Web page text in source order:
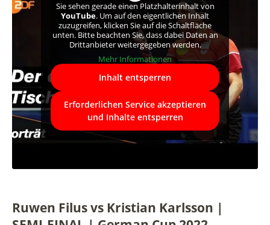
Sie sehen gerade einen Platzhalterinhalt von
YouTube. Um auf den eigentlichen Inhalt
zuzugreifen, klicken Sie auf die Schaltfläche
unten. Bitte beachten Sie, dass dabei Daten an
Drittanbieter weitergegeben werden.
Mehr Informationen
Inhalt entsperren
Erforderlichen Service akzeptieren
und Inhalte entsperren
Ruwen Filus vs Kristian Karlsson |